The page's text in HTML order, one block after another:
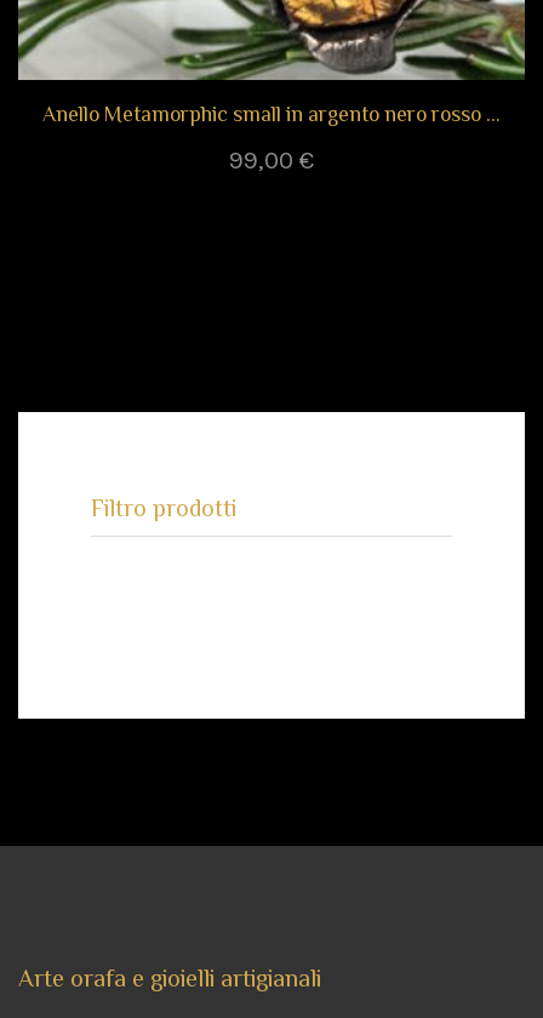
Anello Metamorphic small in argento nero rosso oro
99,00 €
Filtro prodotti
Arte orafa e gioielli artigianali